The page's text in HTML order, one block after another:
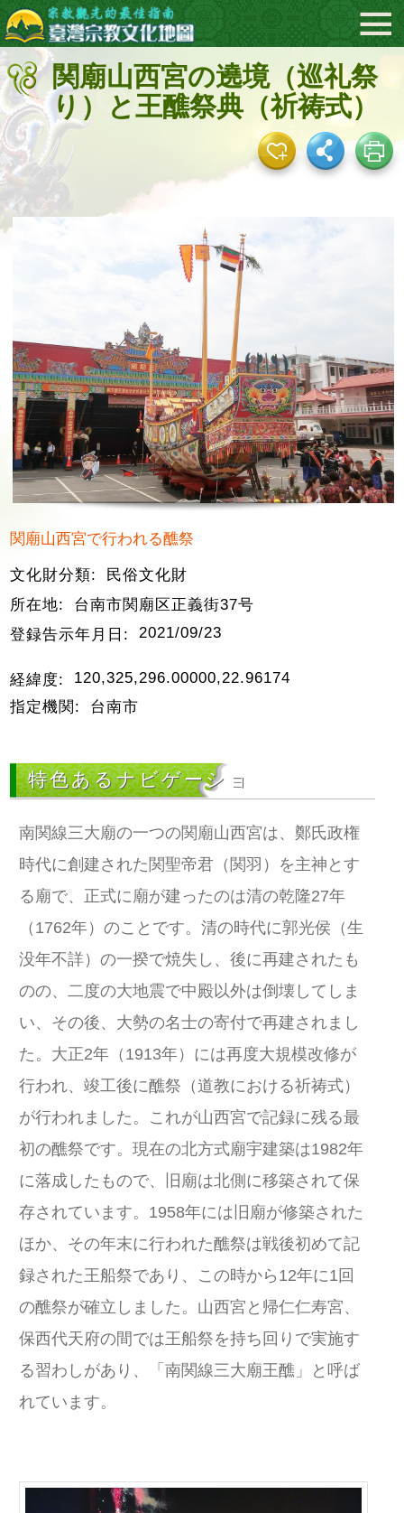
メ
イ
ン
コ
テ
ン
ツ
エ
ア
へ
る
:::
関廟山西宮の遶境（巡礼祭
り）と王醮祭典（祈祷式）
関廟山西宮で行われる醮祭
文化財分類:
民俗文化財
所在地:
台南市関廟区正義街37号
登録告示年月日:
2021/09/23
経緯度:
120,325,296.00000,22.96174
指定機関:
台南市
特色あるナビゲーショ
南関線三大廟の一つの関廟山西宮は、鄭氏政権
時代に創建された関聖帝君（関羽）を主神とす
る廟で、正式に廟が建ったのは清の乾隆27年
（1762年）のことです。清の時代に郭光侯（生
没年不詳）の一揆で焼失し、後に再建されたも
のの、二度の大地震で中殿以外は倒壊してしま
い、その後、大勢の名士の寄付で再建されまし
た。大正2年（1913年）には再度大規模改修が
行われ、竣工後に醮祭（道教における祈祷式）
が行われました。これが山西宮で記録に残る最
初の醮祭です。現在の北方式廟宇建築は1982年
に落成したもので、旧廟は北側に移築されて保
存されています。1958年には旧廟が修築された
ほか、その年末に行われた醮祭は戦後初めて記
録された王船祭であり、この時から12年に1回
の醮祭が確立しました。山西宮と帰仁仁寿宮、
保西代天府の間では王船祭を持ち回りで実施す
る習わしがあり、「南関線三大廟王醮」と呼ば
れています。